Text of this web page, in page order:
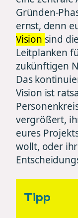
Gründen-
ernst, denn
Vision sind
Leitplanken
zukünftigen
Das
Vision ist
vergrößert,
eures
wollt, oder
Tipp